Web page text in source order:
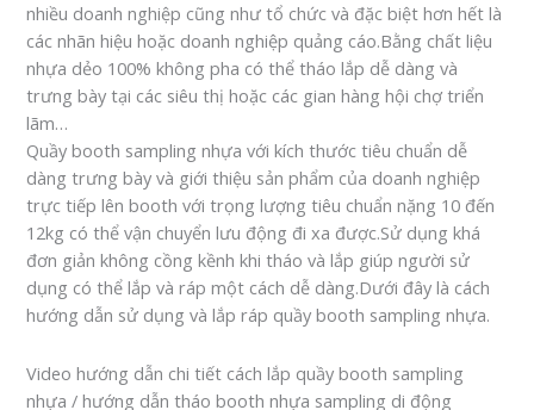
nhiều doanh nghiệp cũng như tổ chức và đặc biệt hơn hết là
các nhãn hiệu hoặc doanh nghiệp quảng cáo.Bằng chất liệu
nhựa dẻo 100% không pha có thể tháo lắp dễ dàng và
trưng bày tại các siêu thị hoặc các gian hàng hội chợ triển
lãm…
Quầy booth sampling nhựa với kích thước tiêu chuẩn dễ
dàng trưng bày và giới thiệu sản phẩm của doanh nghiệp
trực tiếp lên booth với trọng lượng tiêu chuẩn nặng 10 đến
12kg có thể vận chuyển lưu động đi xa được.Sử dụng khá
đơn giản không cồng kềnh khi tháo và lắp giúp người sử
dụng có thể lắp và ráp một cách dễ dàng.Dưới đây là cách
hướng dẫn sử dụng và lắp ráp quầy booth sampling nhựa.
Video hướng dẫn chi tiết cách lắp quầy booth sampling
nhựa / hướng dẫn tháo booth nhựa sampling di động